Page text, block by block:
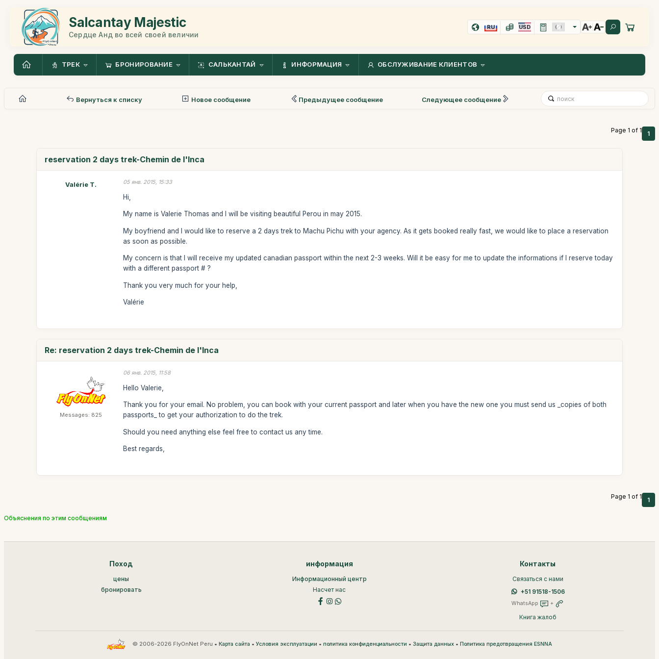
Salcantay Majestic
Сердце Анд во всей своей величии
RU USD
ТРЕК БРОНИРОВАНИЕ САЛЬКАНТАЙ ИНФОРМАЦИЯ ОБСЛУЖИВАНИЕ КЛИЕНТОВ
Вернуться к списку Новое сообщение Предыдущее сообщение Следующее сообщение
Page 1 of 1 1
reservation 2 days trek-Chemin de l'Inca
Valérie T. 05 янв. 2015, 15:33
Hi,
My name is Valerie Thomas and I will be visiting beautiful Perou in may 2015.
My boyfriend and I would like to reserve a 2 days trek to Machu Pichu with your agency. As it gets booked really fast, we would like to place a reservation
as soon as possible.
My concern is that I will receive my updated canadian passport within the next 2-3 weeks. Will it be easy for me to update the informations if I reserve today
with a different passport # ?
Thank you very much for your help,
Valérie
Re: reservation 2 days trek-Chemin de l'Inca
Messages: 825
06 янв. 2015, 11:58
Hello Valerie,
Thank you for your email. No problem, you can book with your current passport and later when you have the new one you must send us _copies of both
passports_ to get your authorization to do the trek.
Should you need anything else feel free to contact us any time.
Best regards,
Page 1 of 1 1
Объяснения по этим сообщениям
Поход
цены
бронировать
информация
Информационный центр
Насчет нас
Контакты
Связаться с нами
+51 91518-1506
WhatsApp +
Книга жалоб
© 2006-2026 FlyOnNet Peru •Карта сайта •Условия эксплуатации •политика конфиденциальности •Защита данных •Политика предотвращения ESNNA